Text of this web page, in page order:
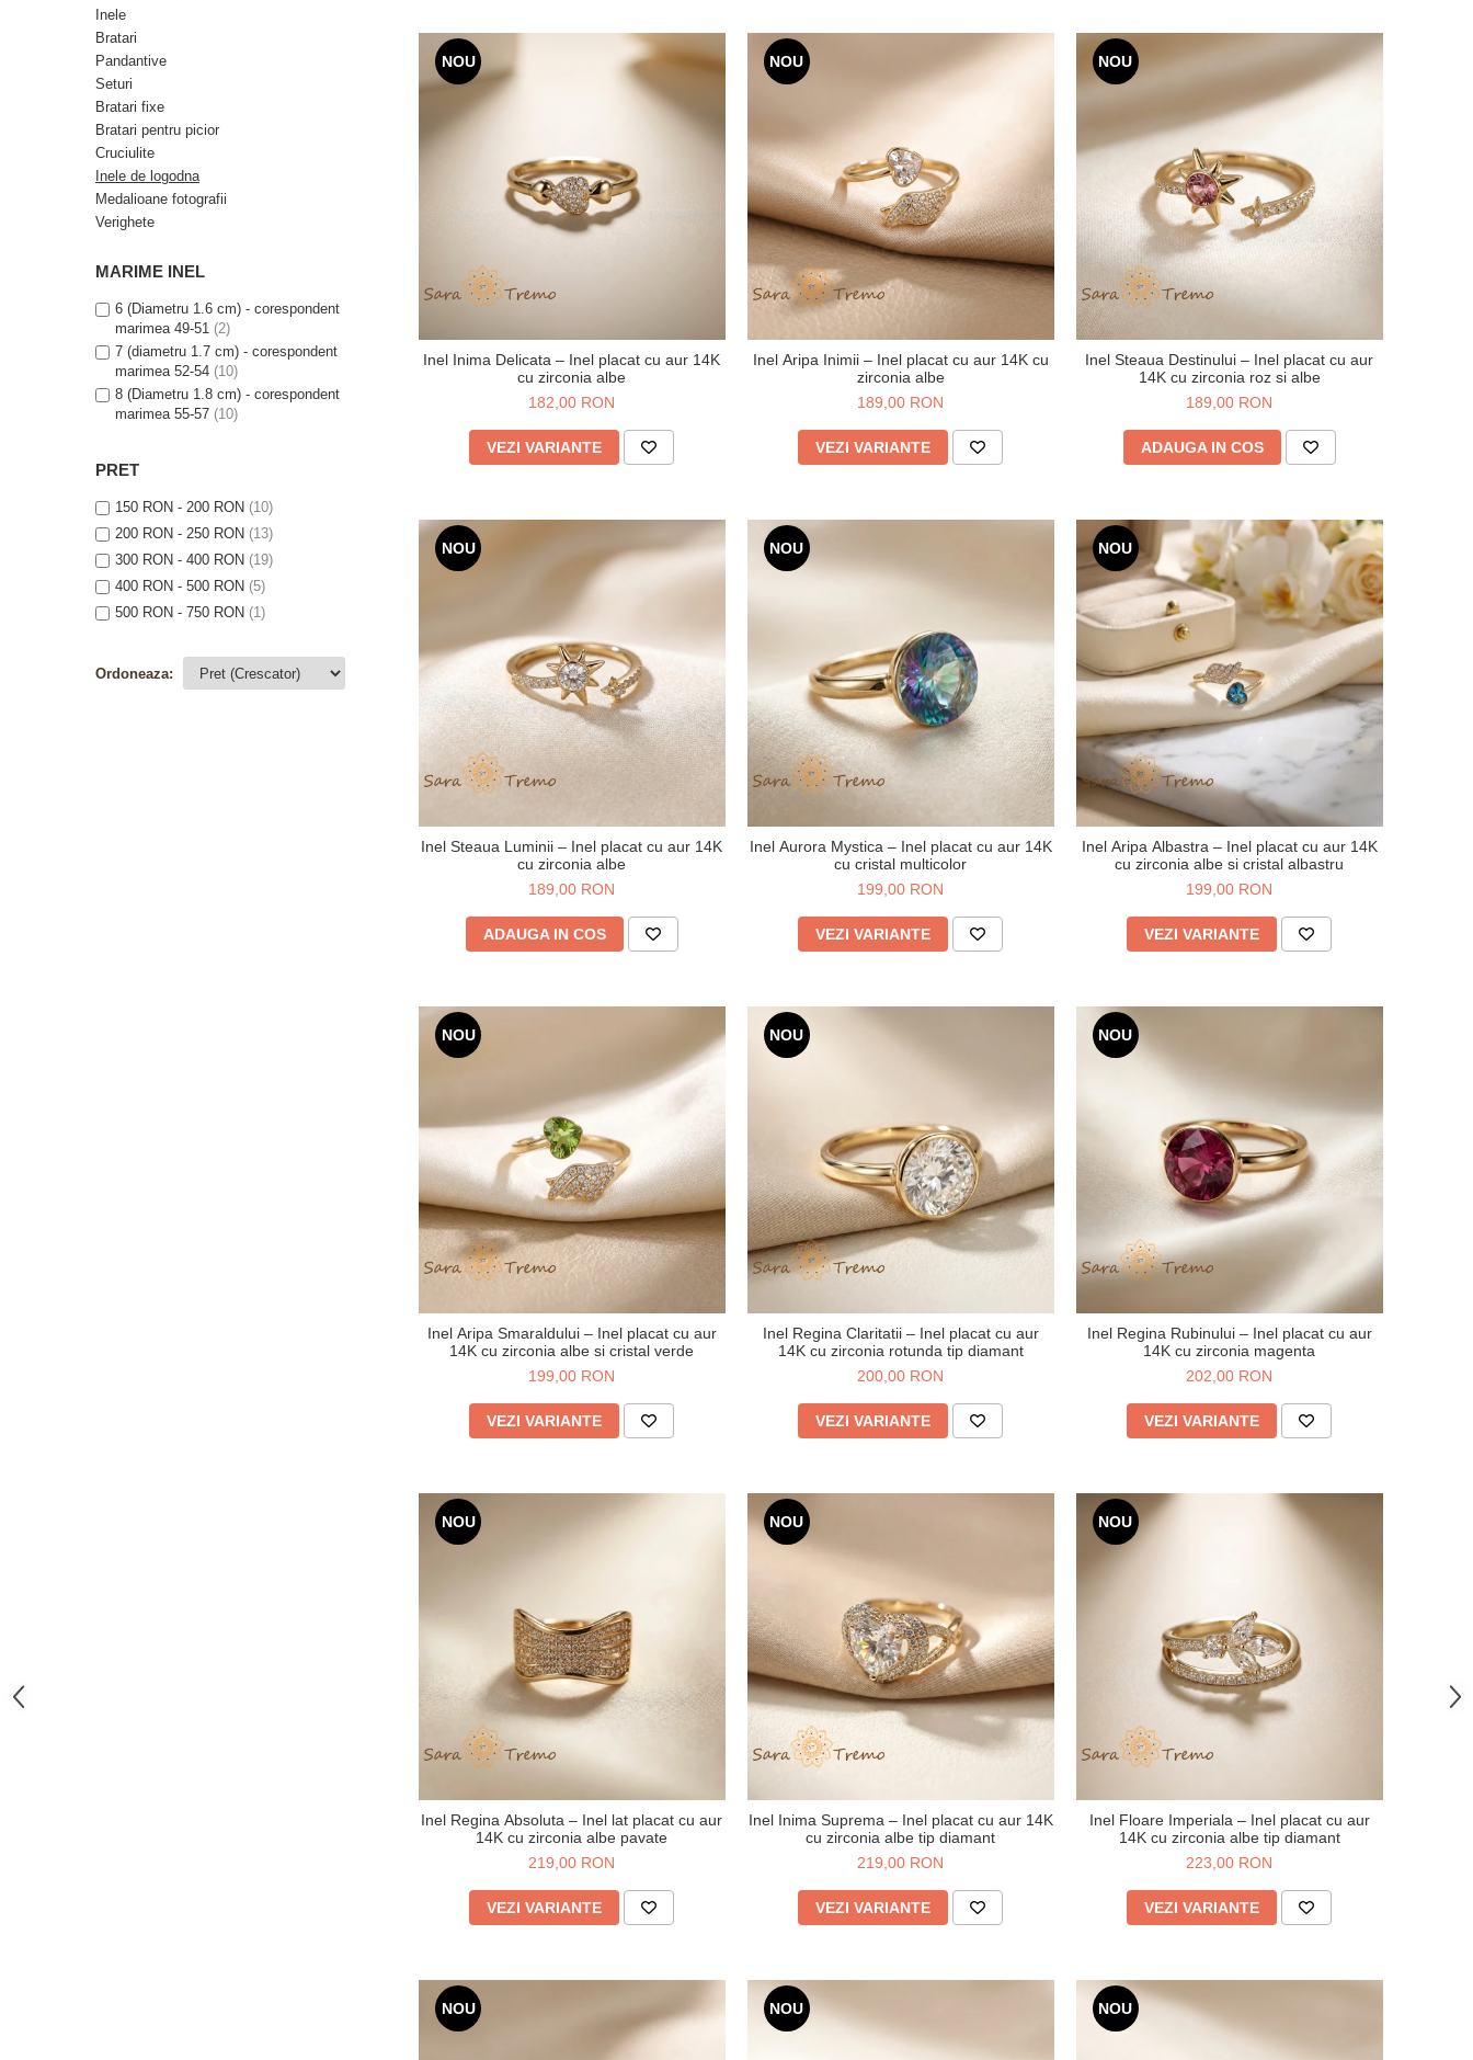
Bijuterii pentru barbati
Bijuterii din argint placate cu aur
Inele
Bratari
Pandantive
Seturi
Bratari fixe
Bratari pentru picior
Cruciulite
Inele de logodna
Medalioane fotografii
Verighete
MARIME INEL
6 (Diametru 1.6 cm) - corespondent
marimea 49-51 (2)
7 (diametru 1.7 cm) - corespondent
marimea 52-54 (10)
8 (Diametru 1.8 cm) - corespondent
marimea 55-57 (10)
PRET
150 RON - 200 RON (10)
200 RON - 250 RON (13)
300 RON - 400 RON (19)
400 RON - 500 RON (5)
500 RON - 750 RON (1)
Ordoneaza:
NOU
Inel Inima Delicata – Inel placat cu aur 14K
cu zirconia albe
182,00 RON
VEZI VARIANTE
NOU
Inel Aripa Inimii – Inel placat cu aur 14K cu
zirconia albe
189,00 RON
VEZI VARIANTE
NOU
Inel Steaua Destinului – Inel placat cu aur
14K cu zirconia roz si albe
189,00 RON
ADAUGA IN COS
NOU
Inel Steaua Luminii – Inel placat cu aur 14K
cu zirconia albe
189,00 RON
ADAUGA IN COS
NOU
Inel Aurora Mystica – Inel placat cu aur 14K
cu cristal multicolor
199,00 RON
VEZI VARIANTE
NOU
Inel Aripa Albastra – Inel placat cu aur 14K
cu zirconia albe si cristal albastru
199,00 RON
VEZI VARIANTE
NOU
Inel Aripa Smaraldului – Inel placat cu aur
14K cu zirconia albe si cristal verde
199,00 RON
VEZI VARIANTE
NOU
Inel Regina Claritatii – Inel placat cu aur
14K cu zirconia rotunda tip diamant
200,00 RON
VEZI VARIANTE
NOU
Inel Regina Rubinului – Inel placat cu aur
14K cu zirconia magenta
202,00 RON
VEZI VARIANTE
NOU
Inel Regina Absoluta – Inel lat placat cu aur
14K cu zirconia albe pavate
219,00 RON
VEZI VARIANTE
NOU
Inel Inima Suprema – Inel placat cu aur 14K
cu zirconia albe tip diamant
219,00 RON
VEZI VARIANTE
NOU
Inel Floare Imperiala – Inel placat cu aur
14K cu zirconia albe tip diamant
223,00 RON
VEZI VARIANTE
NOU NOU NOU